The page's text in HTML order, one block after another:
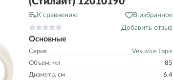
К сравнению
В избранное
Добавить отзыв
Основные
Серия
Vesuvius Lapis
Объем, мл
85
Диаметр, см
6.4